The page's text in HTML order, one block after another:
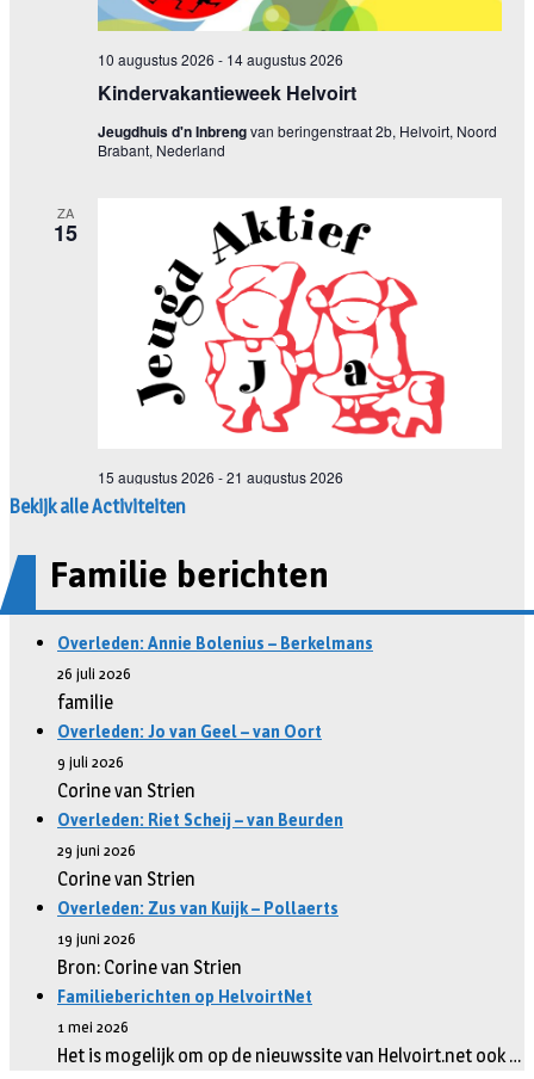
Bekijk alle Activiteiten
Familie berichten
Overleden: Annie Bolenius – Berkelmans
26 juli 2026
familie
Overleden: Jo van Geel – van Oort
9 juli 2026
Corine van Strien
Overleden: Riet Scheij – van Beurden
29 juni 2026
Corine van Strien
Overleden: Zus van Kuijk – Pollaerts
19 juni 2026
Bron: Corine van Strien
Familieberichten op HelvoirtNet
1 mei 2026
Het is mogelijk om op de nieuwssite van Helvoirt.net ook …